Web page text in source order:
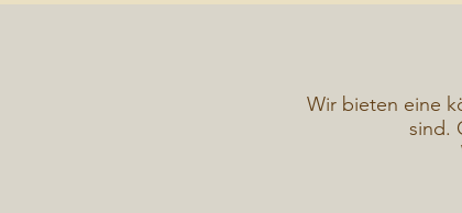
Wir bieten eine
sind.